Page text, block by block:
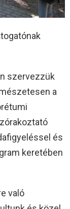
szervezzük
a
és
keretében
való